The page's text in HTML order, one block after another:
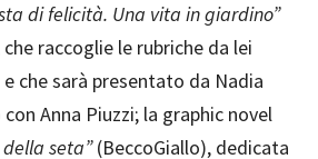
di felicità. Una vita in giardino”
raccoglie le rubriche da lei
che sarà presentato da Nadia
Anna Piuzzi; la graphic novel
della seta”(BeccoGiallo), dedicata